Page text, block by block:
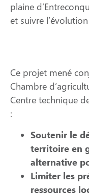
plaine
et suivre
Ce projet mené
Chambre
Centre technique
:
Soutenir le
territoire en
alternative
Limiter les
ressources